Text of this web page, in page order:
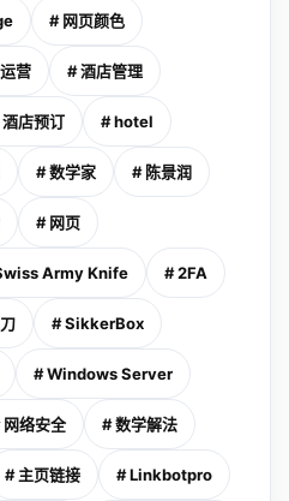
# 网页颜色
营 # 酒店管理
店预订 # hotel
# 数学家 # 陈景润
# 网页
Army Knife # 2FA
# SikkerBox
# Windows Server
网络安全 # 数学解法
# 主页链接 # Linkbotpro